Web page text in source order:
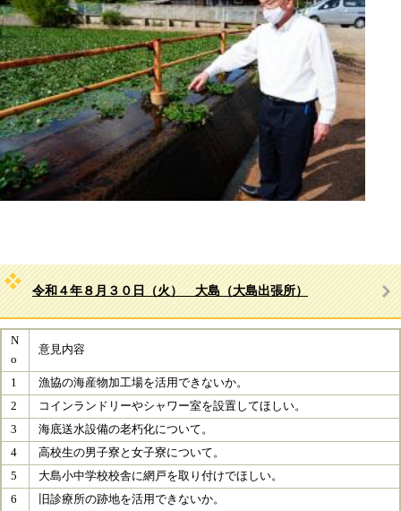
令和４年８月３０日（火） 大島（大島出張所）
N
o
意見内容
1
漁協の海産物加工場を活用できないか。
2
コインランドリーやシャワー室を設置してほしい。
3
海底送水設備の老朽化について。
4
高校生の男子寮と女子寮について。
5
大島小中学校校舎に網戸を取り付けでほしい。
6
旧診療所の跡地を活用できないか。